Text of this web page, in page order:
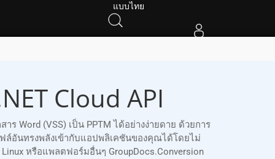
แบบไทย
Cloud API
Word (VSS) เป็น PPTM ได้อย่างง่ายดาย ด้วยการ
ล์อันทรงพลังเข้ากับแอปพลิเคชันของคุณได้โดยไม่
หรือแพลตฟอร์มอื่นๆ GroupDocs.Conversion